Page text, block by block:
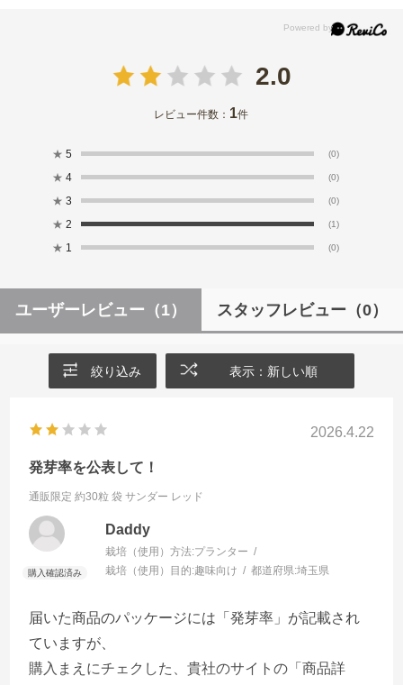
2.0
レビュー件数： 1件
★ 5 (0)
★ 4 (0)
★ 3 (0)
★ 2 (1)
★ 1 (0)
ユーザーレビュー （1） スタッフレビュー （0）
絞り込み 表示：新しい順
2026.4.22
発芽率を公表して！
通販限定 約30粒 袋 サンダー レッド
Daddy
栽培（使用）方法:プランター
栽培（使用）目的:趣味向け 都道府県:埼玉県
届いた商品のパッケージには「発芽率」が記載され
ていますが、
購入まえにチェクした、貴社のサイトの「商品詳